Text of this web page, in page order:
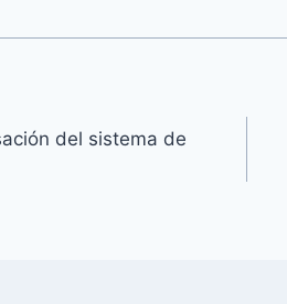
del sistema de